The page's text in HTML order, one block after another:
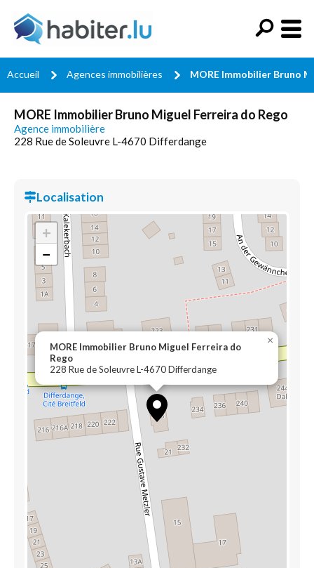
Accueil Agences immobilières MORE Immobilier Bruno
MORE Immobilier Bruno Miguel Ferreira do Rego
Agence immobilière
228 Rue de Soleuvre L-4670 Differdange
Localisation
MORE Immobilier Bruno Miguel Ferreira do
Rego
228 Rue de Soleuvre L-4670 Differdange
×
+
−